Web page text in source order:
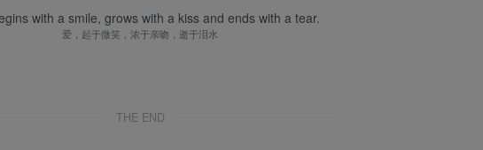
with a smile, grows with a kiss and ends with a tear.
爱，起于微笑，浓于亲吻，逝于泪水
THE END